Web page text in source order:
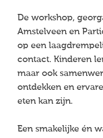
De workshop,
Amstelveen en
op een
contact. Kinderen
maar ook
ontdekken en
eten kan zijn.
Een smakelijke én